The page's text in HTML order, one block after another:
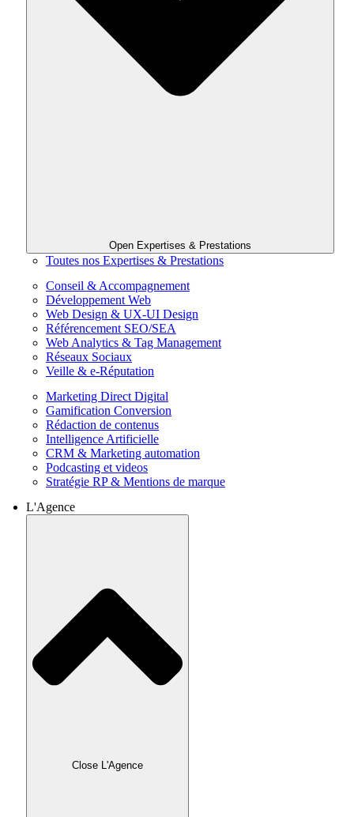
Open Expertises & Prestations
Toutes nos Expertises & Prestations
Conseil & Accompagnement
Développement Web
Web Design & UX-UI Design
Référencement SEO/SEA
Web Analytics & Tag Management
Réseaux Sociaux
Veille & e-Réputation
Marketing Direct Digital
Gamification Conversion
Rédaction de contenus
Intelligence Artificielle
CRM & Marketing automation
Podcasting et videos
Stratégie RP & Mentions de marque
L'Agence
Close L'Agence